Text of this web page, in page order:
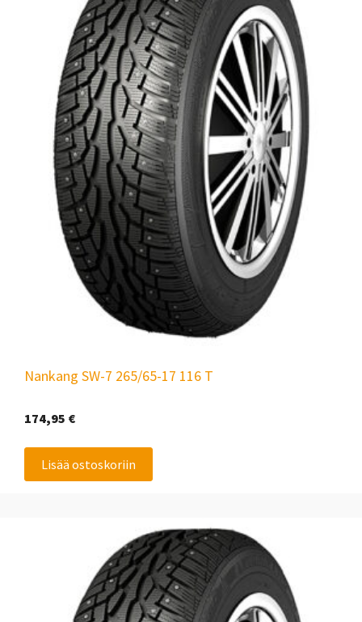
Nankang SW-7 265/65-17 116 T
174,95 €
Lisää ostoskoriin